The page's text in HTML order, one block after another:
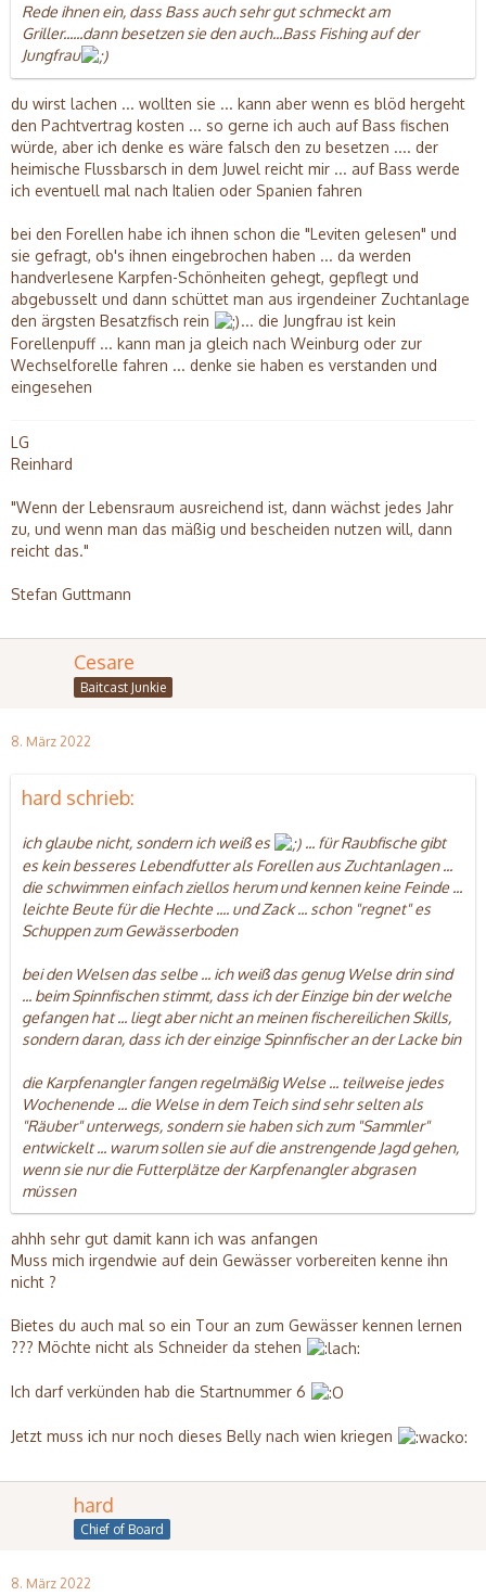
Rede ihnen ein, dass Bass auch sehr gut schmeckt am
Griller......dann besetzen sie den auch...Bass Fishing auf der
Jungfrau
du wirst lachen ... wollten sie ... kann aber wenn es blöd hergeht
den Pachtvertrag kosten ... so gerne ich auch auf Bass fischen
würde, aber ich denke es wäre falsch den zu besetzen .... der
heimische Flussbarsch in dem Juwel reicht mir ... auf Bass werde
ich eventuell mal nach Italien oder Spanien fahren
bei den Forellen habe ich ihnen schon die "Leviten gelesen" und
sie gefragt, ob's ihnen eingebrochen haben ... da werden
handverlesene Karpfen-Schönheiten gehegt, gepflegt und
abgebusselt und dann schüttet man aus irgendeiner Zuchtanlage
den ärgsten Besatzfisch rein
... die Jungfrau ist kein
Forellenpuff ... kann man ja gleich nach Weinburg oder zur
Wechselforelle fahren ... denke sie haben es verstanden und
eingesehen
LG
Reinhard
"Wenn der Lebensraum ausreichend ist, dann wächst jedes Jahr
zu, und wenn man das mäßig und bescheiden nutzen will, dann
reicht das."
Stefan Guttmann
Cesare
Baitcast Junkie
8. März 2022
hard schrieb:
ich glaube nicht, sondern ich weiß es
... für Raubfische gibt
es kein besseres Lebendfutter als Forellen aus Zuchtanlagen ...
die schwimmen einfach ziellos herum und kennen keine Feinde ...
leichte Beute für die Hechte .... und Zack ... schon "regnet" es
Schuppen zum Gewässerboden
bei den Welsen das selbe ... ich weiß das genug Welse drin sind
... beim Spinnfischen stimmt, dass ich der Einzige bin der welche
gefangen hat ... liegt aber nicht an meinen fischereilichen Skills,
sondern daran, dass ich der einzige Spinnfischer an der Lacke bin
die Karpfenangler fangen regelmäßig Welse ... teilweise jedes
Wochenende ... die Welse in dem Teich sind sehr selten als
"Räuber" unterwegs, sondern sie haben sich zum "Sammler"
entwickelt ... warum sollen sie auf die anstrengende Jagd gehen,
wenn sie nur die Futterplätze der Karpfenangler abgrasen
müssen
ahhh sehr gut damit kann ich was anfangen
Muss mich irgendwie auf dein Gewässer vorbereiten kenne ihn
nicht ?
Bietes du auch mal so ein Tour an zum Gewässer kennen lernen
??? Möchte nicht als Schneider da stehen
Ich darf verkünden hab die Startnummer 6
Jetzt muss ich nur noch dieses Belly nach wien kriegen
hard
Chief of Board
8. März 2022